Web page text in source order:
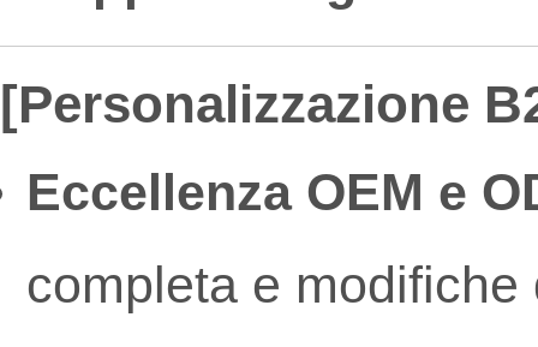
[Personalizzazione
Eccellenza OEM e
completa e